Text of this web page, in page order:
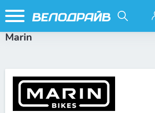
Marin